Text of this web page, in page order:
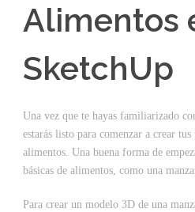
Alimentos
SketchUp
Una vez que te hayas familiarizado
estarás listo para comenzar a crear
alimentos. Una buena forma de
básicas de alimentos, como una
Para crear un modelo 3D de una